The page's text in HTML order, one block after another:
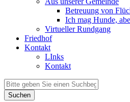
Betreuung von
Ich mag Hunde,
Virtueller Rundgang
Friedhof
Kontakt
LInks
Kontakt
Suchen